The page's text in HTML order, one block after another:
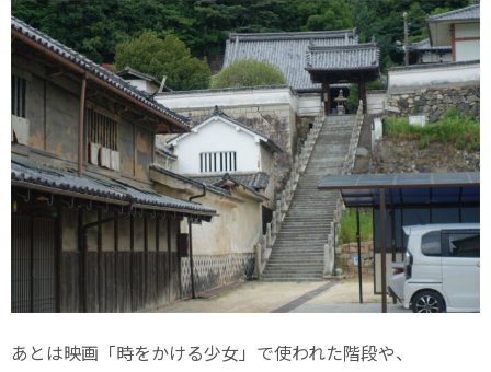
あとは映画「時をかける少女」で使われた階段や、